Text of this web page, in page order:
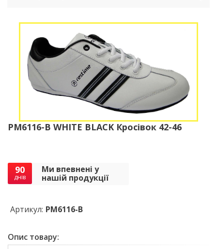
PM6116-B WHITE BLACK Кросівок 42-46
90
днів
Ми впевнені у
нашій продукції
Артикул: PM6116-B
Опис товару: